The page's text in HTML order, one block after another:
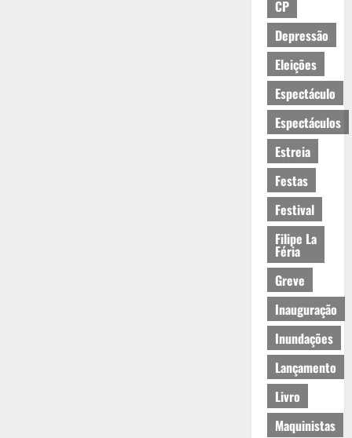
CP
Depressão
Eleições
Espectáculo
Espectáculos
Estreia
Festas
Festival
Filipe La
Féria
Greve
Inauguração
Inundações
Lançamento
Livro
Maquinistas